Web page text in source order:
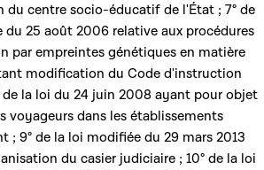
du centre socio-éducatif de l'État ; 7° de
du 25 août 2006 relative aux procédures
par empreintes génétiques en matière
modification du Code d'instruction
de la loi du 24 juin 2008 ayant pour objet
voyageurs dans les établissements
; 9° de la loi modifiée du 29 mars 2013
du casier judiciaire ; 10° de la loi